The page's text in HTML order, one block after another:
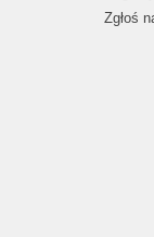
Zgłoś